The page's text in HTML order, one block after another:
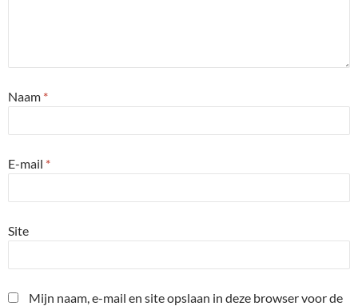
Naam *
E-mail *
Site
Mijn naam, e-mail en site opslaan in deze browser voor de